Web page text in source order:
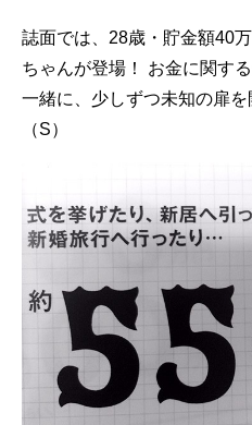
誌面では、28歳・貯金額40
ちゃんが登場！ お金に関す
一緒に、少しずつ未知の扉を
（S）